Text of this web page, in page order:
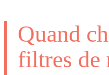
Quand
filtres de